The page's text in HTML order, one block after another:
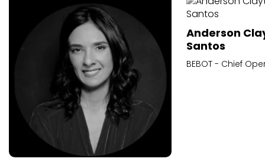
Anderson
Santos
BEBOT - Chief